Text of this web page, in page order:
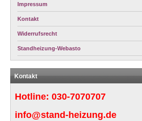
Impressum
Kontakt
Widerrufsrecht
Standheizung-Webasto
Kontakt
Hotline: 030-7070707
info@stand-heizung.de